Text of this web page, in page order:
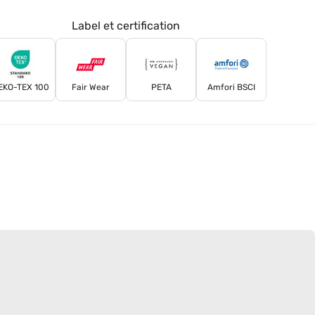
Label et certification
TEX 100 Fair Wear PETA Amfori BSCI